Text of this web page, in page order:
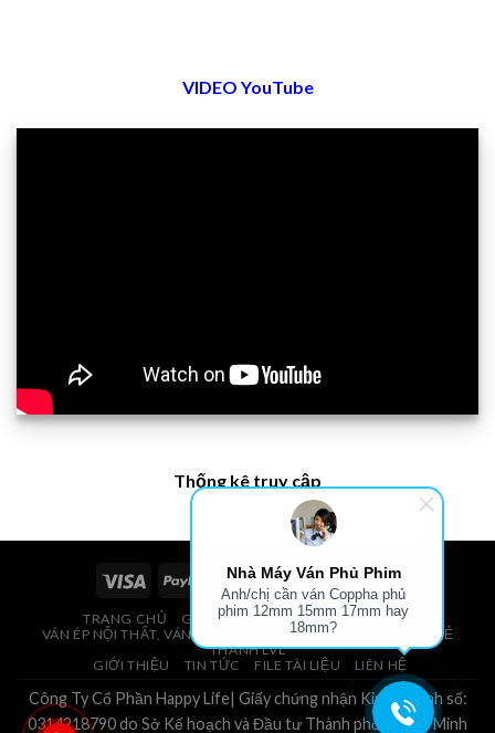
VIDEO YouTube
Thống kê truy cập
TRANG CHỦ
GIÁ VÁN PHỦ PHIM, VÁN COPPHA
VÁN ÉP NỘI THẤT, VÁN ÉP BAO BÌ, VÁN SOFA, PALLETS, VÁN SẺ
THANH LVL
GIỚI THIỆU
TIN TỨC FILE TÀI LIỆU LIÊN HỆ
Công Ty Cổ Phần Happy Life| Giấy chứng nhận Kinh Doanh số:
0314218790 do Sở Kế hoạch và Đầu tư Thành phố Hồ Chí Minh
Nhà Máy Ván Phủ Phim
Anh/chị cần ván Coppha phủ
phim 12mm 15mm 17mm hay
18mm?